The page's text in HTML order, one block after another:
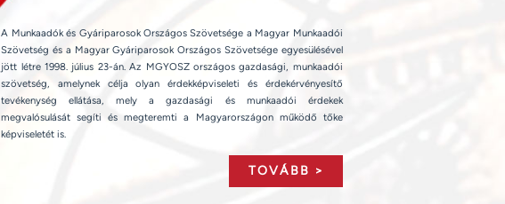
A Munkaadók és Gyáriparosok Országos Szövetsége a Magyar Munkaadói
Szövetség és a Magyar Gyáriparosok Országos Szövetsége egyesülésével
jött létre 1998. július 23-án. Az MGYOSZ országos gazdasági, munkaadói
szövetség, amelynek célja olyan érdekképviseleti és érdekérvényesítő
tevékenység ellátása, mely a gazdasági és munkaadói érdekek
megvalósulását segíti és megteremti a Magyarországon működő tőke
képviseletét is.
TOVÁBB >